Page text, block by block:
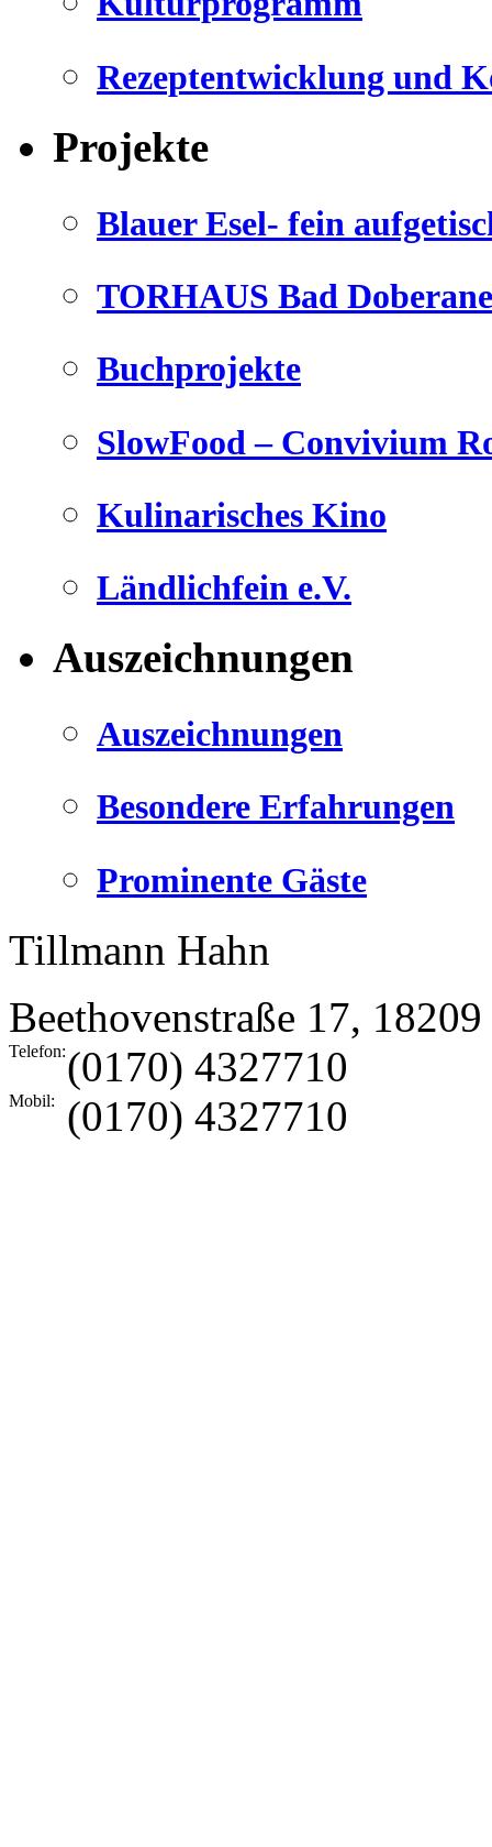
Rezeptentwicklung und
Projekte
Blauer Esel- fein
TORHAUS Bad
Buchprojekte
SlowFood – Convivium
Kulinarisches Kino
Ländlichfein e.V.
Auszeichnungen
Auszeichnungen
Besondere Erfahrungen
Prominente Gäste
Tillmann Hahn
Beethovenstraße 17, 18209
Telefon:(0170) 4327710
Mobil: (0170) 4327710